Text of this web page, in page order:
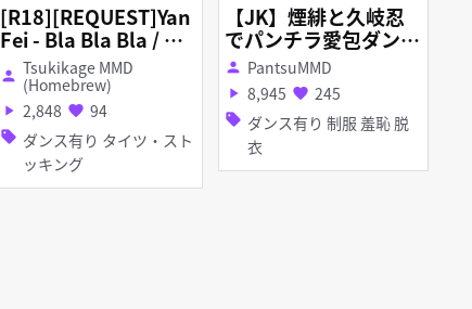
[R18][REQUEST]Yan
Fei - Bla Bla Bla / Hi
p Sway Mix
person Tsukikage MMD
(Homebrew)
play_arrow 2,848 favorite 94
sell ダンス有り タイツ・スト
ッキング
【JK】煙緋と久岐忍
でパンチラ愛包ダンス
ホール【原神/Genshi
nImpact】
person PantsuMMD
play_arrow 8,945 favorite 245
sell ダンス有り 制服 羞恥 脱
衣